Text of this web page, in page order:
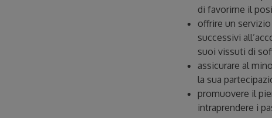
di favorirne il
offrire un
successivi
suoi vissuti di
assicurare al
la sua
promuovere il
intraprendere i